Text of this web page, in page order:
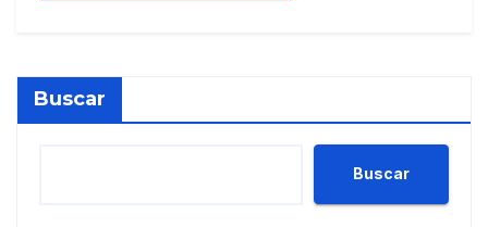
Buscar
Buscar